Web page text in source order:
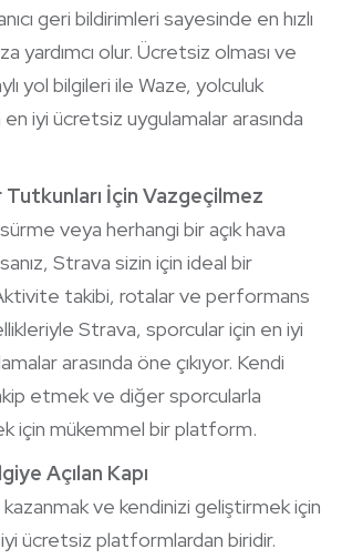
geri bildirimleri sayesinde en hızlı
yardımcı olur. Ücretsiz olması ve
yol bilgileri ile Waze, yolculuk
en iyi ücretsiz uygulamalar arasında
İçin Vazgeçilmez
veya herhangi bir açık hava
Strava sizin için ideal bir
takibi, rotalar ve performans
Strava, sporcular için en iyi
arasında öne çıkıyor. Kendi
etmek ve diğer sporcularla
için mükemmel bir platform.
Açılan Kapı
ve kendinizi geliştirmek için
ücretsiz platformlardan biridir.